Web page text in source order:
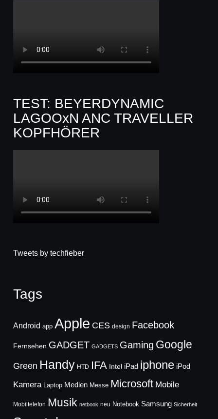
TEST: BEYERDYNAMIC
LAGOOxN ANC TRAVELLER
KOPFHÖRER
Tweets by techfieber
Tags
Android app Apple CES design Facebook
Fernsehen GADGET GADGETS Gaming Google
Green Handy HTD IFA Intel iPad iphone iPod
Kamera Laptop Medien Messe Microsoft Mobile
Mobiltelefon Musik netbook neu Notebook Samsung Sicherheit